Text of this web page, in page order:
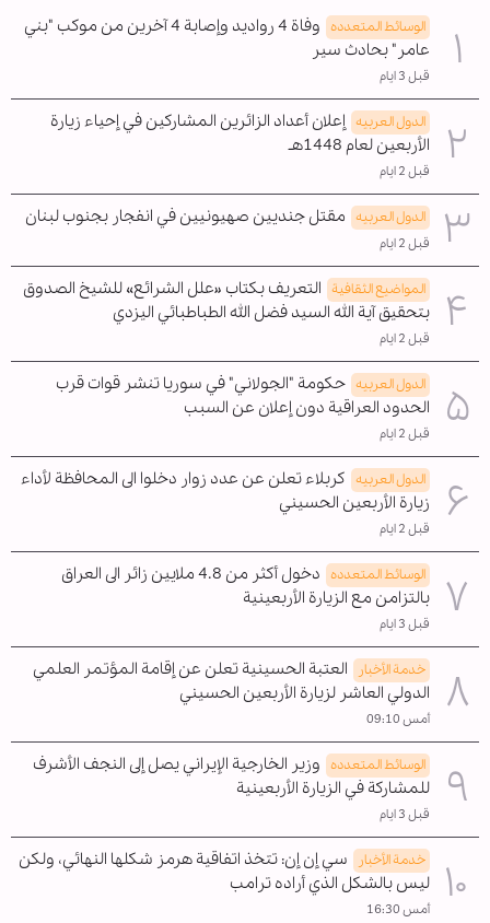
الوسائط المتعدده
وفاة 4 رواديد وإصابة 4 آخرين من موكب "بني
عامر" بحادث سير
قبل 3 ايام
الدول العربیه إعلان أعداد الزائرين المشاركين في إحياء زيارة
الأربعين لعام 1448هـ
قبل 2 ايام
الدول العربیه مقتل جنديين صهيونيين في انفجار بجنوب لبنان
قبل 2 ايام
المواضیع الثقافية التعريف بكتاب «علل الشرائع» للشيخ الصدوق
بتحقيق آية الله السيد فضل الله الطباطبائي اليزدي
قبل 2 ايام
الدول العربیه حكومة "الجولاني" في سوريا تنشر قوات قرب
الحدود العراقية دون إعلان عن السبب
قبل 2 ايام
الدول العربیه كربلاء تعلن عن عدد زوار دخلوا الى المحافظة لأداء
زيارة الأربعين الحسيني
قبل 2 ايام
الوسائط المتعدده
دخول أكثر من 4.8 ملايين زائر الى العراق
بالتزامن مع الزيارة الأربعينية
قبل 3 ايام
خدمة الأخبار
العتبة الحسينية تعلن عن إقامة المؤتمر العلمي
الدولي العاشر لزيارة الأربعين الحسيني
أمس 09:10
الوسائط المتعدده وزير الخارجية الإيراني يصل إلى النجف الأشرف
للمشاركة في الزيارة الأربعينية
قبل 3 ايام
خدمة الأخبار
سي إن إن: تتخذ اتفاقية هرمز شكلها النهائي، ولكن
ليس بالشكل الذي أراده ترامب
أمس 16:30